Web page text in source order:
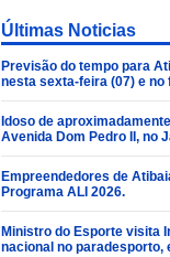
Últimas Noticias
Previsão do tempo para
nesta sexta-feira (07) e no
Idoso de
Avenida Dom Pedro II, no
Empreendedores de
Programa ALI 2026.
Ministro do Esporte visita
nacional no paradesporto,